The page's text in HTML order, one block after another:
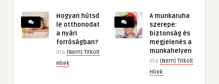
Hogyan hűtsd
le otthonodat
a nyári
forróságban?
írta (Nem) Titkolt
Hírek
A munkaruha
szerepe:
biztonság és
megjelenés a
munkahelyen
írta (Nem) Titkolt
Hírek